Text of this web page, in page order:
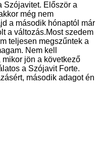
Szójavitet. Először a
még nem
a második hónaptól már
a változás.Most szedem
teljesen megszűntek a
Nem kell
jön a következő
a Szójavit Forte.
második adagot én